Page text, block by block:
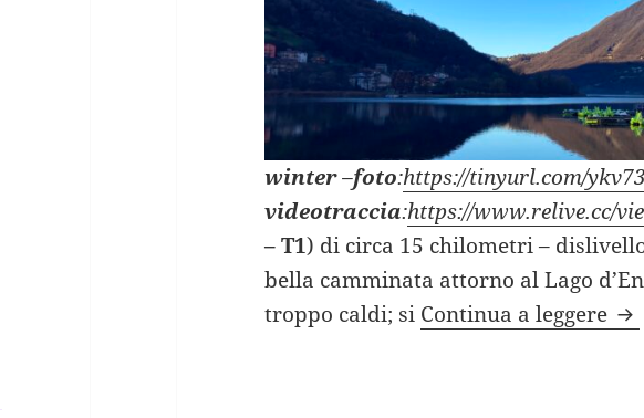
winter–foto:https://tinyurl.com/
videotraccia:https://www.relive.cc/
– T1) di circa 15 chilometri –
bella camminata attorno al Lago
troppo caldi; si Continua a leggere